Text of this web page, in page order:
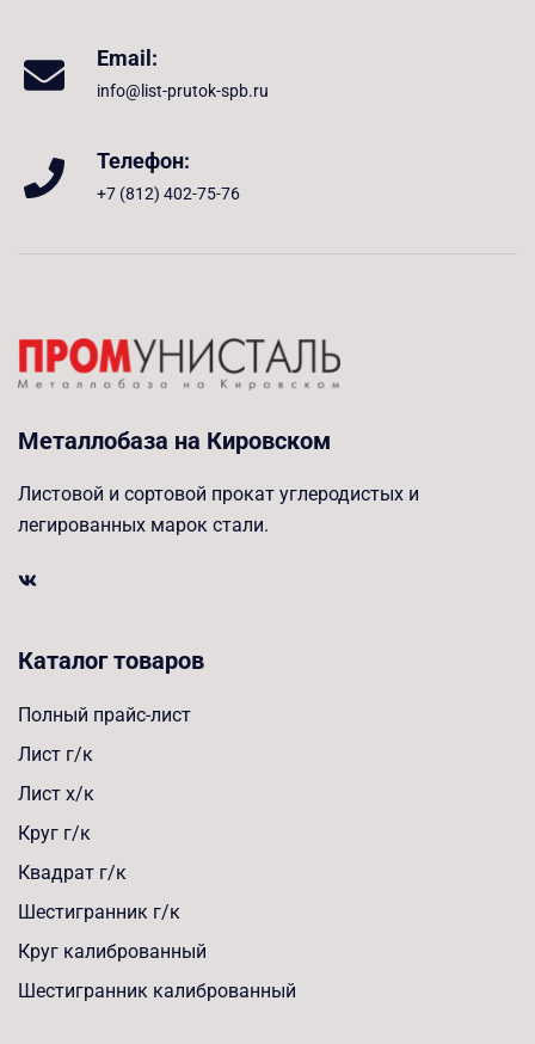
Email:
info@list-prutok-spb.ru
Телефон:
+7 (812) 402-75-76
Металлобаза на Кировском
Листовой и сортовой прокат углеродистых и
легированных марок стали.
Каталог товаров
Полный прайс-лист
Лист г/к
Лист х/к
Круг г/к
Квадрат г/к
Шестигранник г/к
Круг калиброванный
Шестигранник калиброванный